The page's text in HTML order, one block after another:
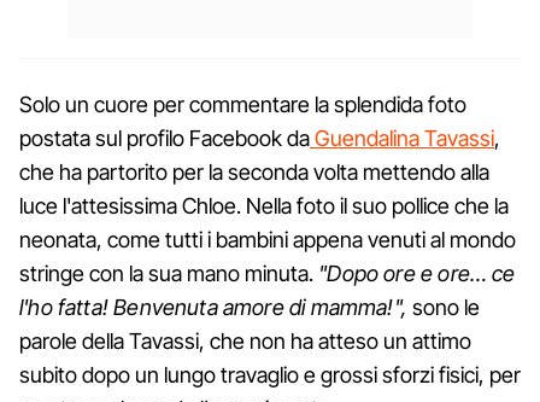
Solo un cuore per commentare la splendida foto
postata sul profilo Facebook daGuendalina Tavassi,
che ha partorito per la seconda volta mettendo alla
luce l'attesissima Chloe. Nella foto il suo pollice che la
neonata, come tutti i bambini appena venuti al mondo
stringe con la sua mano minuta. "Dopo ore e ore… ce
l'ho fatta! Benvenuta amore di mamma!",sono le
parole della Tavassi, che non ha atteso un attimo
subito dopo un lungo travaglio e grossi sforzi fisici, per